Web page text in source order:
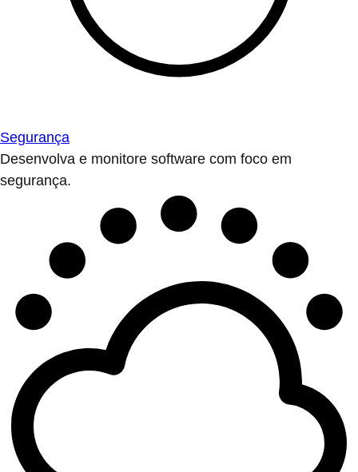
Segurança
Desenvolva e monitore software com foco em
segurança.